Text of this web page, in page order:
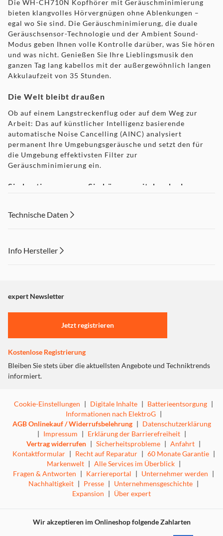
Die WH-CH710N Kopfhörer mit Geräuschminimierung
bieten klangvolles Hörvergnügen ohne Ablenkungen –
egal wo Sie sind. Die Geräuschminimierung, die duale
Geräuschsensor-Technologie und der Ambient Sound-
Modus geben Ihnen volle Kontrolle darüber, was Sie hören
und was nicht. Genießen Sie Ihre Lieblingsmusik den
ganzen Tag lang kabellos mit der außergewöhnlich langen
Akkulaufzeit von 35 Stunden.
Die Welt bleibt draußen
Ob auf einem Langstreckenflug oder auf dem Weg zur
Arbeit: Das auf künstlicher Intelligenz basierende
automatische Noise Cancelling (AINC) analysiert
permanent Ihre Umgebungsgeräusche und setzt den für
die Umgebung effektivsten Filter zur
Geräuschminimierung ein.
Sie bestimmen, was Sie hören – mit der dualen
Ein nach vorn und ein nach hinten ausgerichtetes
Gespräche im Büro – schalten Sie die Geräuschkulisse
einfach aus und tauchen Sie voll und ganz in Ihrer
Kontrolle über Ihr Hörerlebnis. Wenn Sie ihn einschalten,
können Sie beim Musikhören weiterhin die wichtigen
Hörvergnügen für den ganzen Tag dank
Schnellladefunktion
Musikgenuss mit einer einzigen Aufladung. Der
Schnellladevorgang bringt Ihnen 60 Minuten
Hörvergnügen bei nur 10 Minuten Ladezeit.
Stilvolles Design
Das schlanke, abgerundete Design macht den Kopfhörer
WH-CH710N neben der ausgezeichneten Akustik auch
optisch zu einem absoluten Highlight.
Die neuen 30-mm-Treiber erzielen einen kristallklaren
Technische Daten
Info Hersteller
"Marketing".
Einstellungen anpassen
expert Newsletter
Jetzt registrieren
Kostenlose Registrierung
Bleiben Sie stets über die aktuellsten Angebote und Techniktrends
informiert.
Cookie-Einstellungen | Digitale Inhalte | Batterieentsorgung |
Informationen nach ElektroG |
AGB Onlinekauf / Widerrufsbelehrung | Datenschutzerklärung
| Impressum | Erklärung der Barrierefreiheit |
Vertrag widerrufen | Sicherheitsprobleme | Anfahrt |
Kontaktformular | Recht auf Reparatur | 60 Monate Garantie |
Markenwelt | Alle Services im Überblick |
Fragen & Antworten | Karriereportal | Unternehmer werden |
Nachhaltigkeit | Presse | Unternehmensgeschichte |
Expansion | Über expert
Wir akzeptieren im Onlineshop folgende Zahlarten